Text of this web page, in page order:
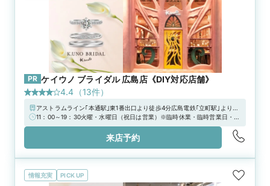
PR ケイウノ ブライダル 広島店《DIY対応店舗》
4.4 （13件）
アストラムライン｢本通駅｣東1番出口より徒歩4分広島電鉄｢立町駅｣より徒
歩4分
11：00～19：30火曜・水曜日（祝日は営業）※臨時休業・臨時営業日・営
業時間の変更は公式HPをご確認ください
来店予約
情報充実 PICK UP